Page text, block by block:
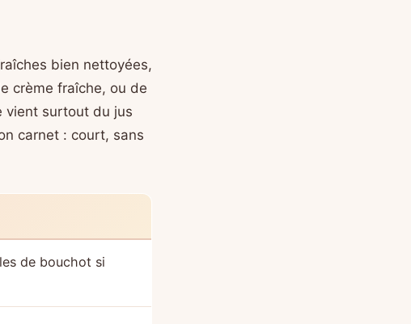
bien nettoyées,
crème fraîche, ou de
vient surtout du jus
carnet : court, sans
de bouchot si